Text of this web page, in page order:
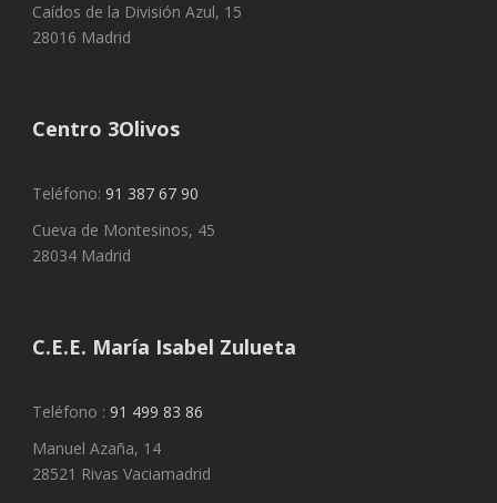
Caídos de la División Azul, 15
28016 Madrid
Centro 3Olivos
Teléfono: 91 387 67 90
Cueva de Montesinos, 45
28034 Madrid
C.E.E. María Isabel Zulueta
Teléfono : 91 499 83 86
Manuel Azaña, 14
28521 Rivas Vaciamadrid